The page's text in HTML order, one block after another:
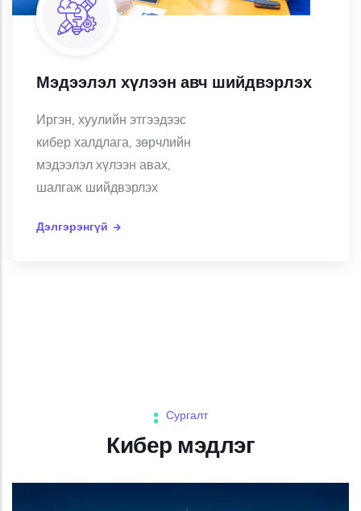
Мэдээлэл хүлээн авч шийдвэрлэх
Иргэн, хуулийн этгээдээс
кибер халдлага, зөрчлийн
мэдээлэл хүлээн авах,
шалгаж шийдвэрлэх
Дэлгэрэнгүй
Сургалт
Кибер мэдлэг